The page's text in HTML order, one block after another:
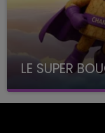
LE SUPER
avec La